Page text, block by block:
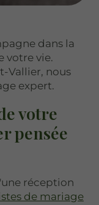
dans la
votre vie.
Vallier, nous
expert.
votre
pensée
réception
de mariage